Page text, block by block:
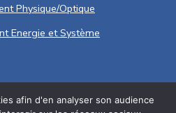
Physique/Optique
Energie et Système
afin d'en analyser son audience